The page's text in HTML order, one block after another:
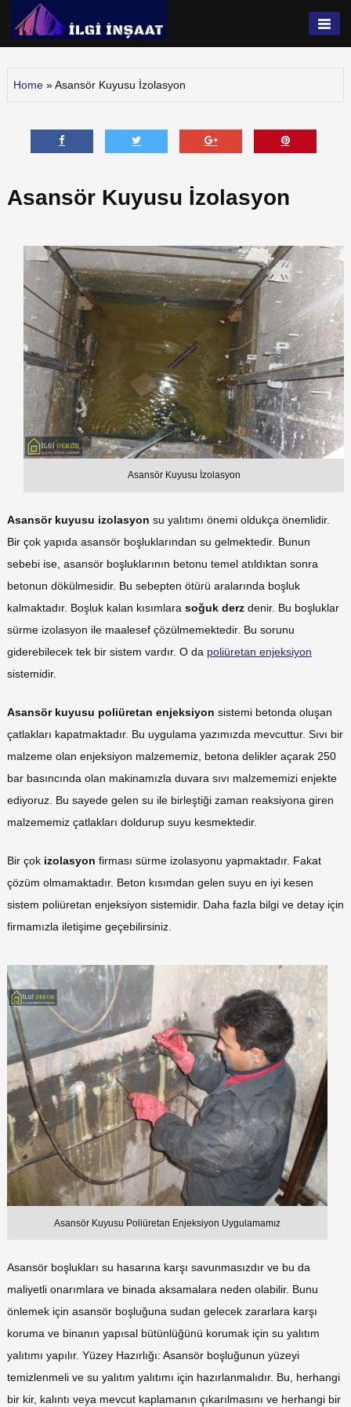
İlgi İnşaat
Home »Asansör Kuyusu İzolasyon
Asansör Kuyusu İzolasyon
Asansör Kuyusu İzolasyon
Asansör kuyusu izolasyon su yalıtımı önemi oldukça önemlidir.
Bir çok yapıda asansör boşluklarından su gelmektedir. Bunun
sebebi ise, asansör boşluklarının betonu temel atıldıktan sonra
betonun dökülmesidir. Bu sebepten ötürü aralarında boşluk
kalmaktadır. Boşluk kalan kısımlara soğuk derz denir. Bu boşluklar
sürme izolasyon ile maalesef çözülmemektedir. Bu sorunu
giderebilecek tek bir sistem vardır. O da poliüretan enjeksiyon
sistemidir.
Asansör kuyusu poliüretan enjeksiyon sistemi betonda oluşan
çatlakları kapatmaktadır. Bu uygulama yazımızda mevcuttur. Sıvı bir
malzeme olan enjeksiyon malzememiz, betona delikler açarak 250
bar basıncında olan makinamızla duvara sıvı malzememizi enjekte
ediyoruz. Bu sayede gelen su ile birleştiği zaman reaksiyona giren
malzememiz çatlakları doldurup suyu kesmektedir.
Bir çok izolasyon firması sürme izolasyonu yapmaktadır. Fakat
çözüm olmamaktadır. Beton kısımdan gelen suyu en iyi kesen
sistem poliüretan enjeksiyon sistemidir. Daha fazla bilgi ve detay için
firmamızla iletişime geçebilirsiniz.
Asansör Kuyusu Poliüretan Enjeksiyon Uygulamamız
Asansör boşlukları su hasarına karşı savunmasızdır ve bu da
maliyetli onarımlara ve binada aksamalara neden olabilir. Bunu
önlemek için asansör boşluğuna sudan gelecek zararlara karşı
koruma ve binanın yapısal bütünlüğünü korumak için su yalıtım
yalıtımı yapılır. Yüzey Hazırlığı: Asansör boşluğunun yüzeyi
temizlenmeli ve su yalıtım yalıtımı için hazırlanmalıdır. Bu, herhangi
bir kir, kalıntı veya mevcut kaplamanın çıkarılmasını ve herhangi bir